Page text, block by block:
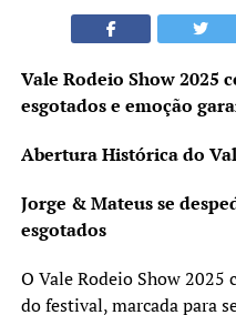
Vale Rodeio Show 2025
esgotados e emoção
Abertura Histórica do
Jorge & Mateus se
esgotados
O Vale Rodeio Show 2025
do festival, marcada para